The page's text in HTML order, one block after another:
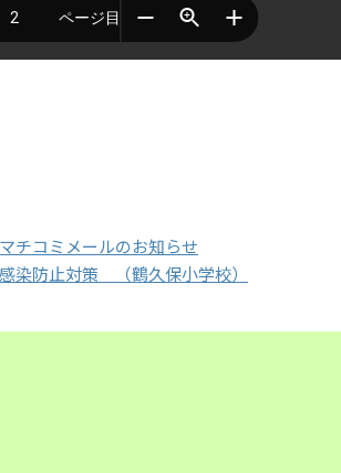
チコミメールのお知らせ
染防止対策 （鶴久保小学校）